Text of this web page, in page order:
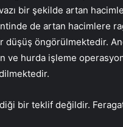
bir şekilde artan
de artan hacimlere
düşüş öngörülmektedir.
hurda işleme
bir teklif değildir.